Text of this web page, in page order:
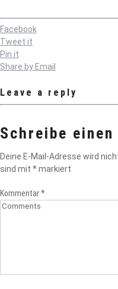
Facebook
Tweet it
Pin it
Share by Email
Leave a reply
Schreibe einen
Deine E-Mail-Adresse wird
sind mit *markiert
Kommentar*